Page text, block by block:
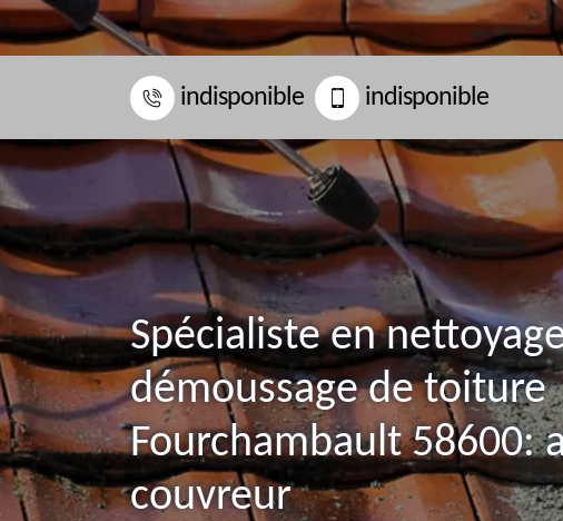
indisponible indisponible
Spécialiste en
démoussage de toiture
Fourchambault 58600:
couvreur